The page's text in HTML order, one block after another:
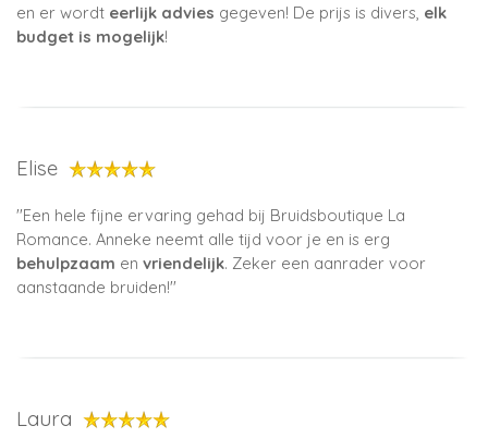
en er wordt eerlijk advies gegeven! De prijs is divers, elk
budget is mogelijk!
Elise
''Een hele fijne ervaring gehad bij Bruidsboutique La
Romance. Anneke neemt alle tijd voor je en is erg
behulpzaam en vriendelijk. Zeker een aanrader voor
aanstaande bruiden!''
Laura